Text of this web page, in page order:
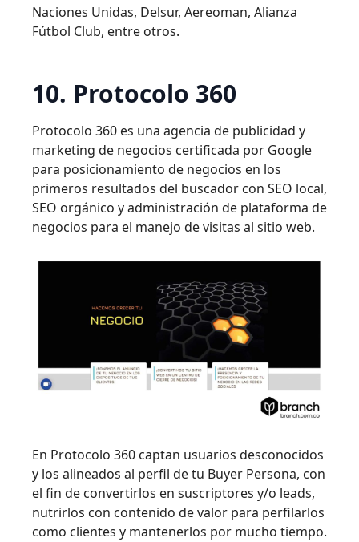
Naciones Unidas, Delsur, Aereoman, Alianza
Fútbol Club, entre otros.
10. Protocolo 360
Protocolo 360 es una agencia de publicidad y
marketing de negocios certificada por Google
para posicionamiento de negocios en los
primeros resultados del buscador con SEO local,
SEO orgánico y administración de plataforma de
negocios para el manejo de visitas al sitio web.
En Protocolo 360 captan usuarios desconocidos
y los alineados al perfil de tu Buyer Persona, con
el fin de convertirlos en suscriptores y/o leads,
nutrirlos con contenido de valor para perfilarlos
como clientes y mantenerlos por mucho tiempo.